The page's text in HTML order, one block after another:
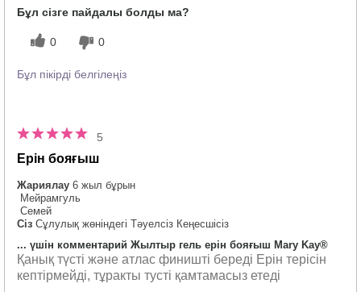
Бұл сізге пайдалы болды ма?
0 0
Бұл пікірді белгілеңіз
5
Ерін бояғыш
Жариялау 6 жыл бұрын
Мейрамгуль
Семей
Сіз Сұлулық жөніндегі Тәуелсіз Кеңесшісіз
... үшін комментарий Жылтыр гель ерін бояғыш Mary Kay®
Қанық түсті және атлас финишті береді Ерін терісін
кептірмейді, тұракты тусті қамтамасыз етеді